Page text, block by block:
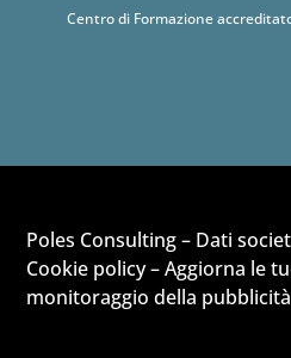
Centro di Formazione
Poles Consulting – Dati
Cookie policy–Aggiorna le
monitoraggio della pubblicità